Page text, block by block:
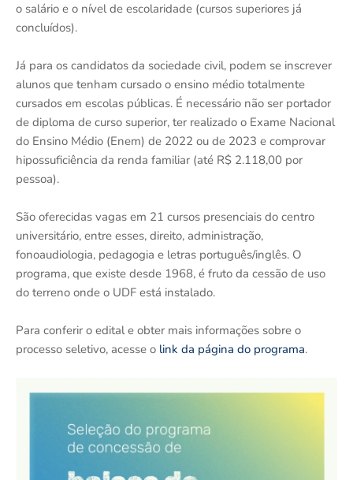
o salário e o nível de escolaridade (cursos superiores já
concluídos).
Já para os candidatos da sociedade civil, podem se inscrever
alunos que tenham cursado o ensino médio totalmente
cursados em escolas públicas. É necessário não ser portador
de diploma de curso superior, ter realizado o Exame Nacional
do Ensino Médio (Enem) de 2022 ou de 2023 e comprovar
hipossuficiência da renda familiar (até R$ 2.118,00 por
pessoa).
São oferecidas vagas em 21 cursos presenciais do centro
universitário, entre esses, direito, administração,
fonoaudiologia, pedagogia e letras português/inglês. O
programa, que existe desde 1968, é fruto da cessão de uso
do terreno onde o UDF está instalado.
Para conferir o edital e obter mais informações sobre o
processo seletivo, acesse o link da página do programa.